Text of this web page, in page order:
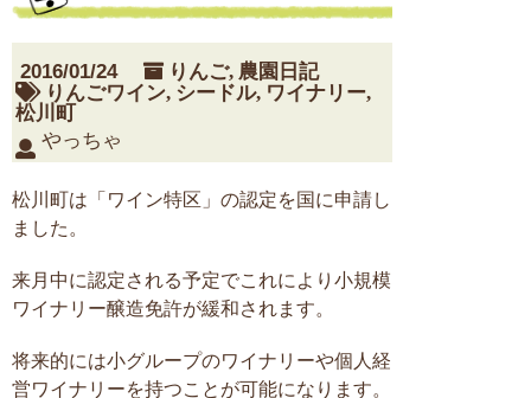
2016/01/24 りんご, 農園日記
りんごワイン, シードル, ワイナリー,
松川町
やっちゃ
松川町は「ワイン特区」の認定を国に申請し
ました。
来月中に認定される予定でこれにより小規模
ワイナリー醸造免許が緩和されます。
将来的には小グループのワイナリーや個人経
営ワイナリーを持つことが可能になります。